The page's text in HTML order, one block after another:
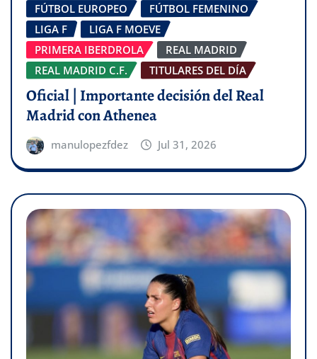
FÚTBOL EUROPEO
FÚTBOL FEMENINO
LIGA F
LIGA F MOEVE
PRIMERA IBERDROLA
REAL MADRID
REAL MADRID C.F.
TITULARES DEL DÍA
Oficial | Importante decisión del Real
Madrid con Athenea
manulopezfdez Jul 31, 2026